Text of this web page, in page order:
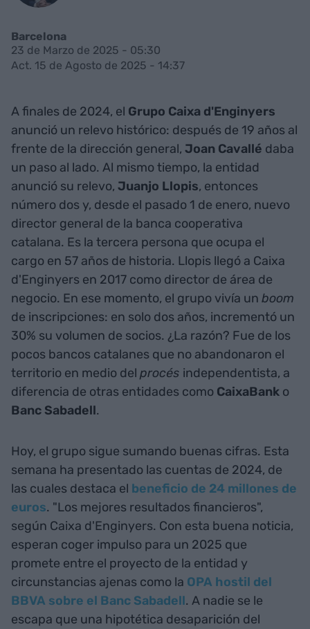
Barcelona
23 de Marzo de 2025 - 05:30
Act. 15 de Agosto de 2025 - 14:37
A finales de 2024, el Grupo Caixa d'Enginyers
anunció un relevo histórico: después de 19 años al
frente de la dirección general, Joan Cavallé daba
un paso al lado. Al mismo tiempo, la entidad
anunció su relevo, Juanjo Llopis, entonces
número dos y, desde el pasado 1 de enero, nuevo
director general de la banca cooperativa
catalana. Es la tercera persona que ocupa el
cargo en 57 años de historia. Llopis llegó a Caixa
d'Enginyers en 2017 como director de área de
negocio. En ese momento, el grupo vivía un boom
de inscripciones: en solo dos años, incrementó un
30% su volumen de socios. ¿La razón? Fue de los
pocos bancos catalanes que no abandonaron el
territorio en medio del procés independentista, a
diferencia de otras entidades como CaixaBank o
Banc Sabadell.
Hoy, el grupo sigue sumando buenas cifras. Esta
semana ha presentado las cuentas de 2024, de
las cuales destaca el beneficio de 24 millones de
euros. "Los mejores resultados financieros",
según Caixa d'Enginyers. Con esta buena noticia,
esperan coger impulso para un 2025 que
promete entre el proyecto de la entidad y
circunstancias ajenas como la OPA hostil del
BBVA sobre el Banc Sabadell. A nadie se le
escapa que una hipotética desaparición del